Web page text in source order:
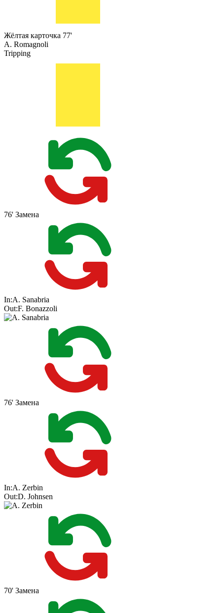
Жёлтая карточка 77'
A. Romagnoli
Tripping
76' Замена
In:A. Sanabria
Out:F. Bonazzoli
76' Замена
In:A. Zerbin
Out:D. Johnsen
70' Замена